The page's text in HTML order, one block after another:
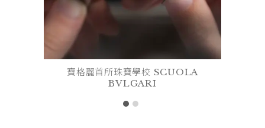
寶格麗首所珠寶學校 SCUOLA
BVLGARI